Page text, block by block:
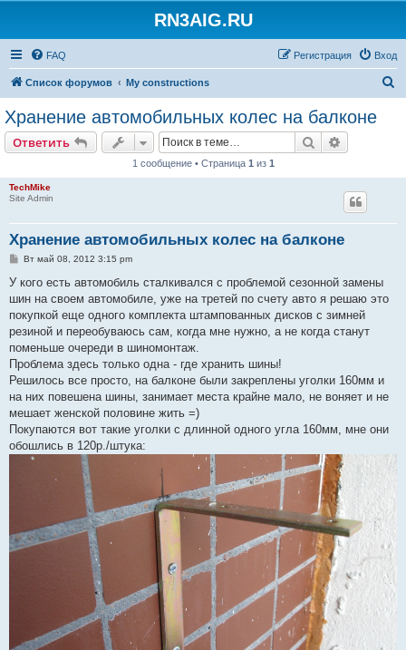
RN3AIG.RU
FAQ Вход
Регистрация
Список форумов My constructions
Хранение автомобильных колес на балконе
Ответить Поиск
1 сообщение • Страница 1 из 1
TechMike
Site Admin
Хранение автомобильных колес на балконе
С
о
щ
е
и
е
Вт май 08, 2012 3:15 pm
У кого есть автомобиль сталкивался с проблемой сезонной замены
шин на своем автомобиле, уже на третей по счету авто я решаю это
покупкой еще одного комплекта штампованных дисков с зимней
резиной и переобуваюсь сам, когда мне нужно, а не когда станут
поменьше очереди в шиномонтаж.
Проблема здесь только одна - где хранить шины!
Решилось все просто, на балконе были закреплены уголки 160мм и
на них повешена шины, занимает места крайне мало, не воняет и не
мешает женской половине жить =)
Покупаются вот такие уголки с длинной одного угла 160мм, мне они
обошлись в 120р./штука: